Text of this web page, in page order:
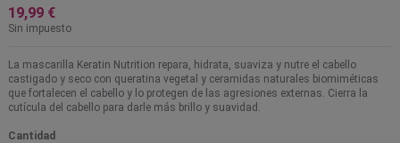
19,99 €
Sin impuesto
La mascarilla Keratin Nutrition repara, hidrata, suaviza y nutre el cabello
castigado y seco con queratina vegetal y ceramidas naturales biomiméticas
que fortalecen el cabello y lo protegen de las agresiones externas. Cierra la
cutícula del cabello para darle más brillo y suavidad.
Cantidad